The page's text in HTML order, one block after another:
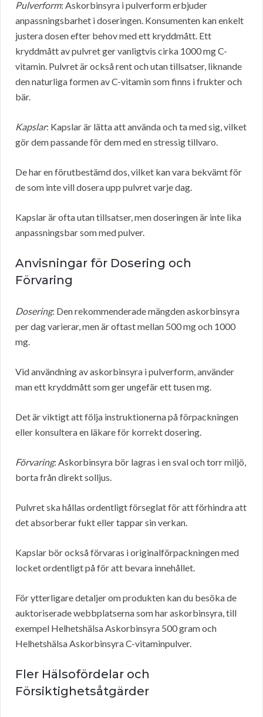
Pulverform: Askorbinsyra i pulverform erbjuder
anpassningsbarhet i doseringen. Konsumenten kan enkelt
justera dosen efter behov med ett kryddmått. Ett
kryddmått av pulvret ger vanligtvis cirka 1000 mg C-
vitamin. Pulvret är också rent och utan tillsatser, liknande
den naturliga formen av C-vitamin som finns i frukter och
bär.
Kapslar: Kapslar är lätta att använda och ta med sig, vilket
gör dem passande för dem med en stressig tillvaro.
De har en förutbestämd dos, vilket kan vara bekvämt för
de som inte vill dosera upp pulvret varje dag.
Kapslar är ofta utan tillsatser, men doseringen är inte lika
anpassningsbar som med pulver.
Anvisningar för Dosering och
Förvaring
Dosering: Den rekommenderade mängden askorbinsyra
per dag varierar, men är oftast mellan 500 mg och 1000
mg.
Vid användning av askorbinsyra i pulverform, använder
man ett kryddmått som ger ungefär ett tusen mg.
Det är viktigt att följa instruktionerna på förpackningen
eller konsultera en läkare för korrekt dosering.
Förvaring: Askorbinsyra bör lagras i en sval och torr miljö,
borta från direkt solljus.
Pulvret ska hållas ordentligt förseglat för att förhindra att
det absorberar fukt eller tappar sin verkan.
Kapslar bör också förvaras i originalförpackningen med
locket ordentligt på för att bevara innehållet.
För ytterligare detaljer om produkten kan du besöka de
auktoriserade webbplatserna som har askorbinsyra, till
exempel Helhetshälsa Askorbinsyra 500 gram och
Helhetshälsa Askorbinsyra C-vitaminpulver.
Fler Hälsofördelar och
Försiktighetsåtgärder